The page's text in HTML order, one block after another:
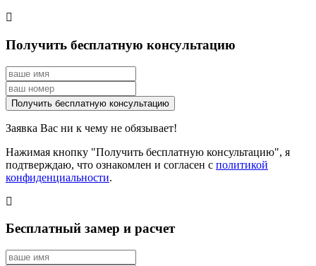
Получить бесплатную консультацию
Заявка Вас ни к чему не обязывает!
Нажимая кнопку "Получить бесплатную консультацию", я
подтверждаю, что ознакомлен и согласен с политикой
конфиденциальности.
Бесплатный замер и расчет